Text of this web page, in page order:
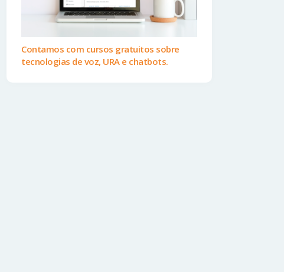
Contamos com cursos gratuitos sobre
tecnologias de voz, URA e chatbots.